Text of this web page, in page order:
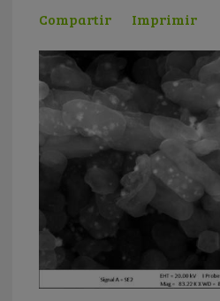
Compartir Imprimir